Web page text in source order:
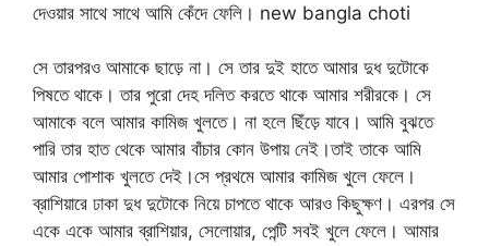
দেওয়ার সাথে সাথে আমি কেঁদে ফেলি। new bangla choti
সে তারপরও আমাকে ছাড়ে না। সে তার দুই হাতে আমার দুধ দুটোকে
পিষতে থাকে। তার পুরো দেহ দলিত করতে থাকে আমার শরীরকে। সে
আমাকে বলে আমার কামিজ খুলতে। না হলে ছিঁড়ে যাবে। আমি বুঝতে
পারি তার হাত থেকে আমার বাঁচার কোন উপায় নেই।তাই তাকে আমি
আমার পোশাক খুলতে দেই।সে প্রথমে আমার কামিজ খুলে ফেলে।
ব্রাশিয়ারে ঢাকা দুধ দুটোকে নিয়ে চাপতে থাকে আরও কিছুক্ষণ। এরপর সে
একে একে আমার ব্রাশিয়ার, সেলোয়ার, পেন্টি সবই খুলে ফেলে। আমার